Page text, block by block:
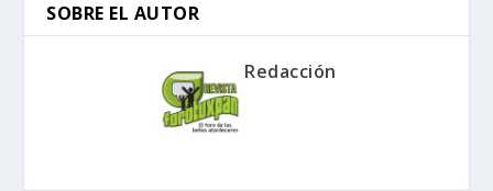
SOBRE EL AUTOR
Redacción